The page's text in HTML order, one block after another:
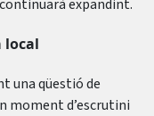
expandint.
local
una qüestió de
moment d’escrutini